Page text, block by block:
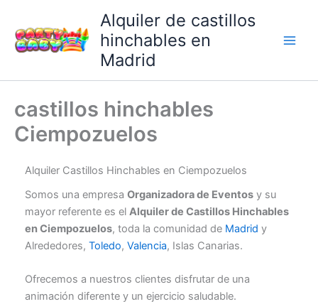
contenido
Alquiler de castillos
hinchables en
Madrid
castillos hinchables
Ciempozuelos
Alquiler Castillos Hinchables en Ciempozuelos
Somos una empresa Organizadora de Eventos y su
mayor referente es el Alquiler de Castillos Hinchables
en Ciempozuelos, toda la comunidad de Madrid y
Alrededores, Toledo, Valencia, Islas Canarias.
Ofrecemos a nuestros clientes disfrutar de una
animación diferente y un ejercicio saludable.